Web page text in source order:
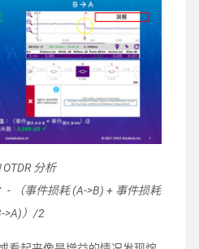
OTDR 分析
- （事件损耗 (A->B) + 事件损耗
>A)）/2